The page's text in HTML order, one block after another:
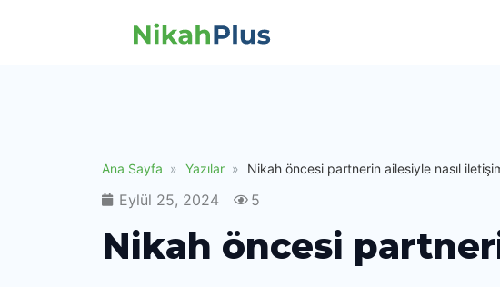
Ana Sayfa Yazılar Nikah öncesi partnerin ailesiyle nasıl
Eylül 25, 2024 5
Nikah öncesi